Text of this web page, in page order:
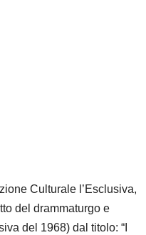
Culturale l’Esclusiva,
del drammaturgo e
del 1968) dal titolo: “I